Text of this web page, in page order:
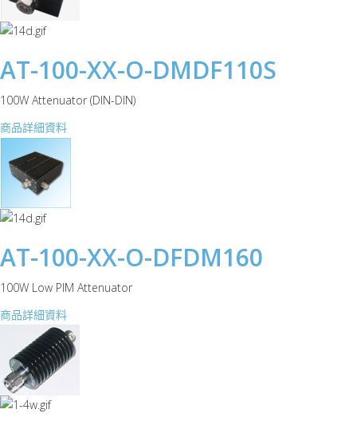
AT-100-XX-O-DMDF110S
100W Attenuator (DIN-DIN)
商品詳細資料
AT-100-XX-O-DFDM160
100W Low PIM Attenuator
商品詳細資料